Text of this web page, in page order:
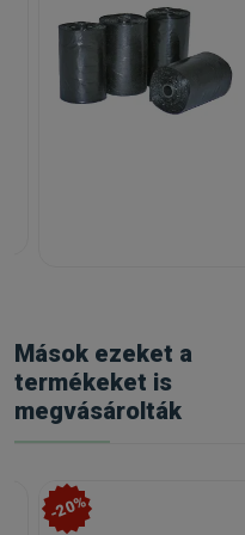
Mások ezeket a
termékeket is
megvásárolták
-20%